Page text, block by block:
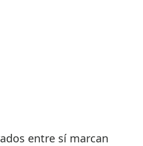
entre sí marcan